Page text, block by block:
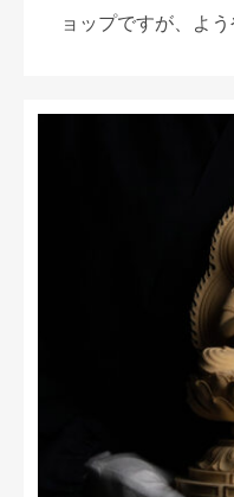
ョップですが、よ